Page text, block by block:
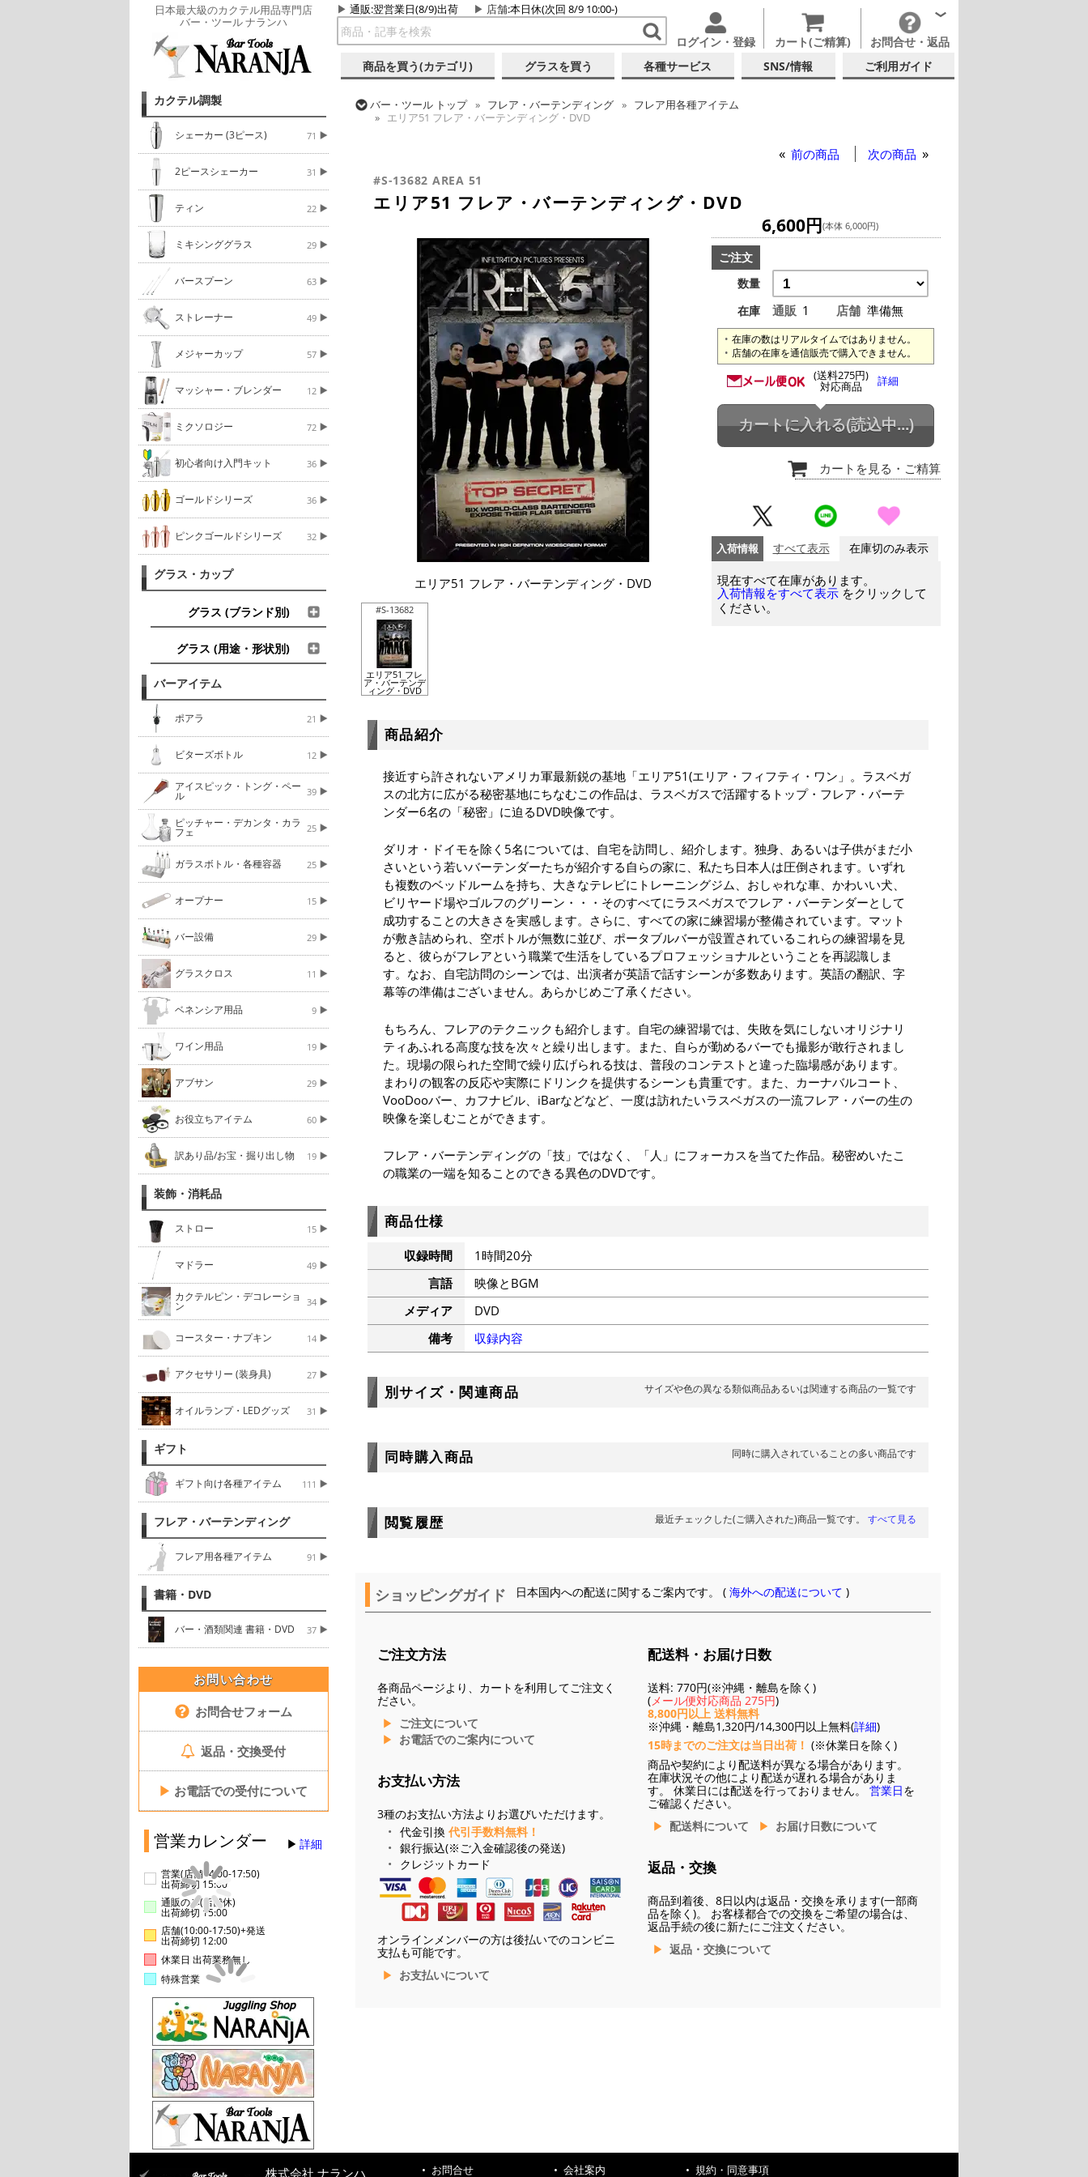
日本最大級のカクテル用品専門店
バー・ツール ナランハ
通販:翌営業日(8/9)出荷 店舗:本日休(次回 8/9 10:00-)
ログイン・登録 カート(ご精算) お問合せ・返品
商品を買う(カテゴリ) グラスを買う 各種サービス SNS/情報 ご利用ガイド
カクテル調製
シェーカー (3ピース) 71
2ピースシェーカー 31
ティン 22
ミキシンググラス 29
バースプーン 63
ストレーナー 49
メジャーカップ 57
マッシャー・ブレンダー 12
ミクソロジー 72
初心者向け入門キット 36
ゴールドシリーズ 36
ピンクゴールドシリーズ 32
グラス・カップ
グラス (ブランド別)
グラス (用途・形状別)
バーアイテム
ポアラ 21
ビターズボトル 12
アイスピック・トング・ペー
ル 39
ピッチャー・デカンタ・カラ
フェ 25
ガラスボトル・各種容器 25
オープナー 15
バー設備 29
グラスクロス 11
ベネンシア用品 9
ワイン用品 19
アブサン 29
お役立ちアイテム 60
訳あり品/お宝・掘り出し物 19
装飾・消耗品
ストロー 15
マドラー 49
カクテルピン・デコレーショ
ン 34
コースター・ナプキン 14
アクセサリー (装身具) 27
オイルランプ・LEDグッズ 31
ギフト
ギフト向け各種アイテム 111
フレア・バーテンディング
フレア用各種アイテム 91
書籍・DVD
バー・酒類関連 書籍・DVD 37
お問い合わせ
お問合せフォーム
返品・交換受付
▶ お電話での受付について
営業カレンダー 詳細
営業(店舗14:00-17:50)
出荷締切 15:00
通販のみ(店舗休)
出荷締切 15:00
店舗(10:00-17:50)+発送
出荷締切 12:00
休業日 出荷業務無し
特殊営業
バー・ツール トップ フレア・バーテンディング
フレア用各種アイテム
エリア51 フレア・バーテンディング・DVD
前の商品 次の商品
#S-13682 AREA 51
エリア51 フレア・バーテンディング・DVD
エリア51 フレア・バーテンディング・DVD
#S-13682
エリア51 フレ
ア・バーテンデ
ィング・DVD
6,600円(本体 6,000円)
ご注文
数量
在庫
通販 1 店舗 準備無
在庫の数はリアルタイムではありません。
店舗の在庫を通信販売で購入できません。
(送料275円)
対応商品 詳細
カートに入れる(読込中...)
カートを見る ・ご精算
入荷情報 すべて表示 在庫切のみ表示
現在すべて在庫があります。
入荷情報をすべて表示 をクリックして
ください。
商品紹介
接近すら許されないアメリカ軍最新鋭の基地「エリア51(エリア・フィフティ・ワン」。ラスベガ
スの北方に広がる秘密基地にちなむこの作品は、ラスベガスで活躍するトップ・フレア・バーテ
ンダー6名の「秘密」に迫るDVD映像です。
ダリオ・ドイモを除く5名については、自宅を訪問し、紹介します。独身、あるいは子供がまだ小
さいという若いバーテンダーたちが紹介する自らの家に、私たち日本人は圧倒されます。いずれ
も複数のベッドルームを持ち、大きなテレビにトレーニングジム、おしゃれな車、かわいい犬、
ビリヤード場やゴルフのグリーン・・・そのすべてにラスベガスでフレア・バーテンダーとして
成功することの大きさを実感します。さらに、すべての家に練習場が整備されています。マット
が敷き詰められ、空ボトルが無数に並び、ポータブルバーが設置されているこれらの練習場を見
ると、彼らがフレアという職業で生活をしているプロフェッショナルということを再認識しま
す。なお、自宅訪問のシーンでは、出演者が英語で話すシーンが多数あります。英語の翻訳、字
幕等の準備はございません。あらかじめご了承ください。
もちろん、フレアのテクニックも紹介します。自宅の練習場では、失敗を気にしないオリジナリ
ティあふれる高度な技を次々と繰り出します。また、自らが勤めるバーでも撮影が敢行されまし
た。現場の限られた空間で繰り広げられる技は、普段のコンテストと違った臨場感があります。
まわりの観客の反応や実際にドリンクを提供するシーンも貴重です。また、カーナバルコート、
VooDooバー、カフナビル、iBarなどなど、一度は訪れたいラスベガスの一流フレア・バーの生の
映像を楽しむことができます。
フレア・バーテンディングの「技」ではなく、「人」にフォーカスを当てた作品。秘密めいたこ
の職業の一端を知ることのできる異色のDVDです。
商品仕様
収録時間
1時間20分
言語
映像とBGM
メディア
DVD
備考
収録内容
別サイズ・関連商品 サイズや色の異なる類似商品あるいは関連する商品の一覧です
同時購入商品 同時に購入されていることの多い商品です
閲覧履歴 最近チェックした(ご購入された)商品一覧です。 すべて見る
ショッピングガイド 日本国内への配送に関するご案内です。 (海外への配送について )
ご注文方法
各商品ページより、カートを利用してご注文く
ださい。
ご注文について
お電話でのご案内について
お支払い方法
3種のお支払い方法よりお選びいただけます。
代金引換 代引手数料無料！
銀行振込(※ご入金確認後の発送)
クレジットカード
オンラインメンバーの方は後払いでのコンビニ
支払も可能です。
お支払いについて
配送料・お届け日数
送料: 770円(※沖縄・離島を除く)
(メール便対応商品 275円)
8,800円以上 送料無料
※沖縄・離島1,320円/14,300円以上無料(詳細)
15時までのご注文は当日出荷！ (※休業日を除く)
商品や契約により配送料が異なる場合があります。
在庫状況その他により配送が遅れる場合がありま
す。 休業日には配送を行っておりません。 営業日を
ご確認ください。
配送料について
お届け日数について
返品・交換
商品到着後、8日以内は返品・交換を承ります(一部商
品を除く)。 お客様都合での交換をご希望の場合は、
返品手続の後に新たにご注文ください。
返品・交換について
株式会社 ナランハ お問合せ 会社案内 規約・同意事項